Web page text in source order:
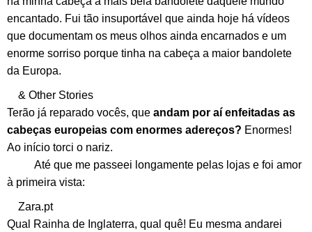
encantado. Fui tão insuportável que ainda hoje há vídeos
que documentam os meus olhos ainda encarnados e um
enorme sorriso porque tinha na cabeça a maior bandolete
da Europa.
& Other Stories
Terão já reparado vocês, que andam por aí enfeitadas as
cabeças europeias com enormes adereços? Enormes!
Ao início torci o nariz.
Até que me passeei longamente pelas lojas e foi amor
à primeira vista:
Zara.pt
Qual Rainha de Inglaterra, qual quê! Eu mesma andarei